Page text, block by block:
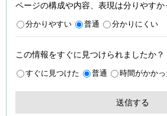
ページの構成や内容、表現は分りやすか
分かりやすい 普通 分かりにくい
この情報をすぐに見つけられましたか？
すぐに見つけた 普通 時間がかかっ